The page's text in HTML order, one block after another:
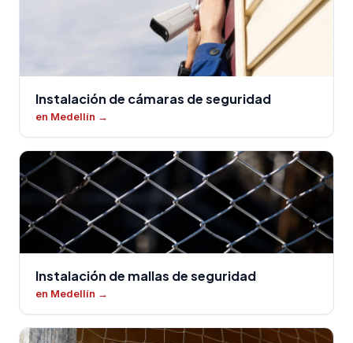
Instalación de cámaras de seguridad
en Medellín →
Instalación de mallas de seguridad
en Medellín →